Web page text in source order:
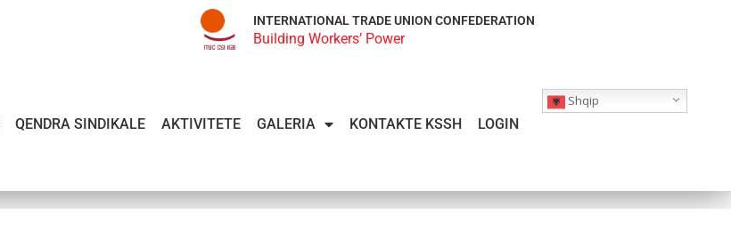
INTERNATIONAL TRADE UNION CONFEDERATION
Building Workers’ Power
QENDRA SINDIKALE AKTIVITETE GALERIA KONTAKTE KSSH LOGIN
Shqip